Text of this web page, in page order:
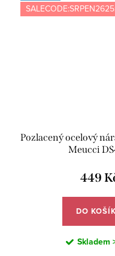
Pozlacený ocelový
Meucci
449
DO
Skladem